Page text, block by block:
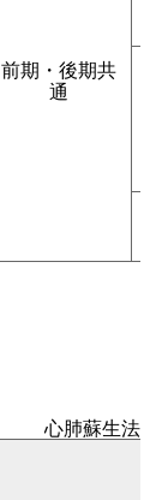
前期・後期共
通
心肺蘇生法